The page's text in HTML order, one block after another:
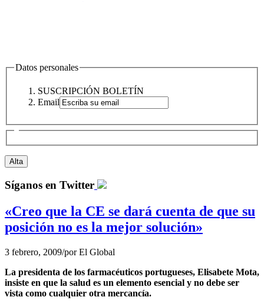
Datos personales
SUSCRIPCIÓN BOLETÍN
Email
Síganos en Twitter
«Creo que la CE se dará cuenta de que su
posición no es la mejor solución»
3 febrero, 2009/porEl Global
La presidenta de los farmacéuticos portugueses, Elisabete Mota,
insiste en que la salud es un elemento esencial y no debe ser
vista como cualquier otra mercancía.